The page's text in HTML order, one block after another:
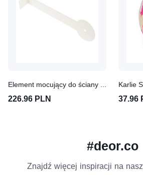
Element mocujący do ściany dla drapaków
226.96 PLN 37.96
#deor.co
Znajdź więcej inspiracji na